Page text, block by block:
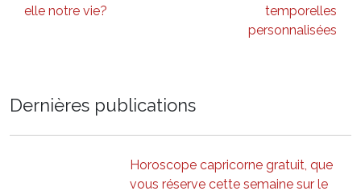
elle notre vie?
temporelles
personnalisées
Dernières publications
Horoscope capricorne gratuit, que
vous réserve cette semaine sur le